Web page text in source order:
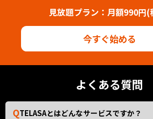
見放題プラン：月額990円(
今すぐ始める
よくある質問
TELASAとはどんなサービスですか？